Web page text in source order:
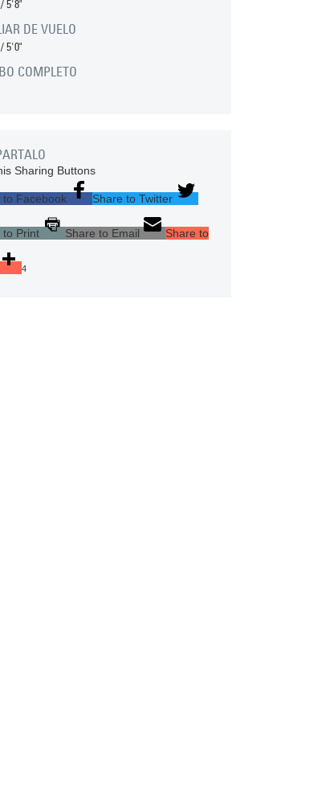
/5'8"
DE VUELO
/5'0"
COMPLETO
Sharing Buttons
to Facebook Share to Twitter
to Print Share to Email Share to
4